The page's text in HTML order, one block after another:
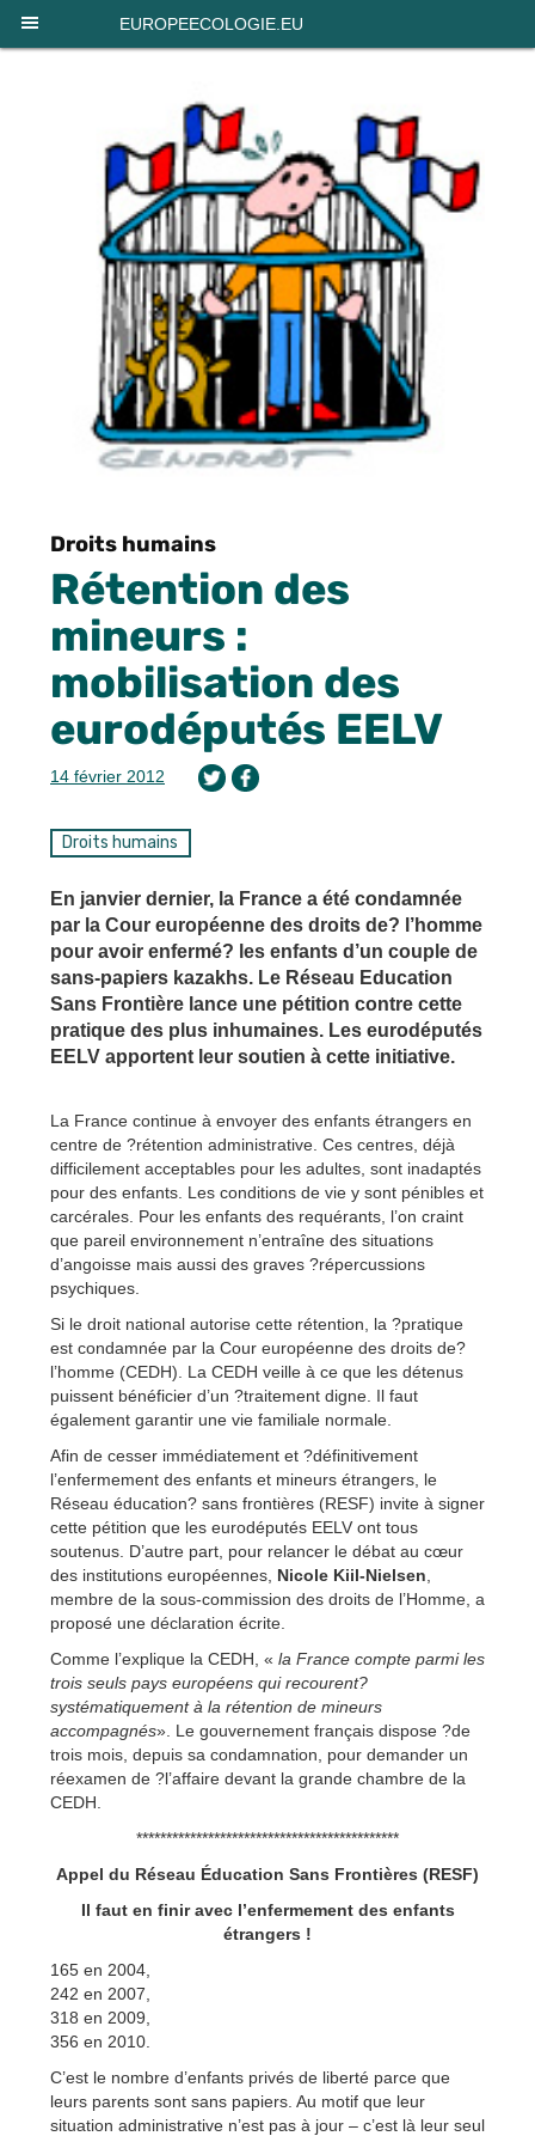
EUROPEECOLOGIE.EU
Droits humains
Rétention des
mineurs :
mobilisation des
eurodéputés EELV
14 février 2012
Droits humains
En janvier dernier, la France a été condamnée
par la Cour européenne des droits de? l’homme
pour avoir enfermé? les enfants d’un couple de
sans-papiers kazakhs. Le Réseau Education
Sans Frontière lance une pétition contre cette
pratique des plus inhumaines. Les eurodéputés
EELV apportent leur soutien à cette initiative.
La France continue à envoyer des enfants étrangers en
centre de ?rétention administrative. Ces centres, déjà
difficilement acceptables pour les adultes, sont inadaptés
pour des enfants. Les conditions de vie y sont pénibles et
carcérales. Pour les enfants des requérants, l’on craint
que pareil environnement n’entraîne des situations
d’angoisse mais aussi des graves ?répercussions
psychiques.
Si le droit national autorise cette rétention, la ?pratique
est condamnée par la Cour européenne des droits de?
l’homme (CEDH). La CEDH veille à ce que les détenus
puissent bénéficier d’un ?traitement digne. Il faut
également garantir une vie familiale normale.
Afin de cesser immédiatement et ?définitivement
l’enfermement des enfants et mineurs étrangers, le
Réseau éducation? sans frontières (RESF) invite à signer
cette pétition que les eurodéputés EELV ont tous
soutenus. D’autre part, pour relancer le débat au cœur
des institutions européennes, Nicole Kiil-Nielsen
membre de la sous-commission des droits de l’Homme, a
proposé une déclaration écrite.
Comme l’explique la CEDH, « la France compte parmi les
trois seuls pays européens qui recourent?
systématiquement à la rétention de mineurs
accompagnés». Le gouvernement français dispose ?de
trois mois, depuis sa condamnation, pour demander un
réexamen de ?l’affaire devant la grande chambre de la
CEDH.
********************************************
Appel du Réseau Éducation Sans Frontières (RESF)
Il faut en finir avec l’enfermement des enfants
étrangers !
165 en 2004,
242 en 2007,
318 en 2009,
356 en 2010.
C’est le nombre d’enfants privés de liberté parce que
leurs parents sont sans papiers. Au motif que leur
situation administrative n’est pas à jour – c’est là leur seul